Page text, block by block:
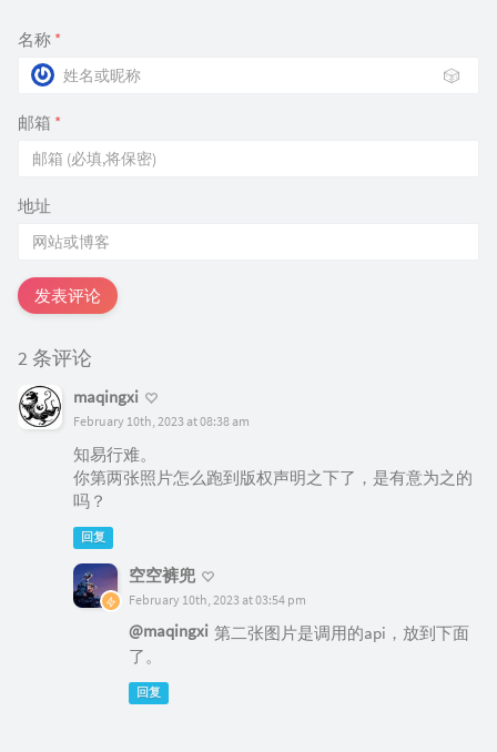
名称 *
🎲
邮箱 *
地址
发表评论
2 条评论
maqingxi
February 10th, 2023 at 08:38 am
知易行难。
你第两张照片怎么跑到版权声明之下了，是有意为之的
吗？
回复
空空裤兜
February 10th, 2023 at 03:54 pm
@maqingxi 第二张图片是调用的api，放到下面
了。
回复